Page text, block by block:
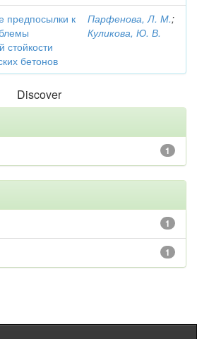
предпосылки к
стойкости
бетонов
Парфенова, Л. М.;
Куликова, Ю. В.
Discover
1
1
1